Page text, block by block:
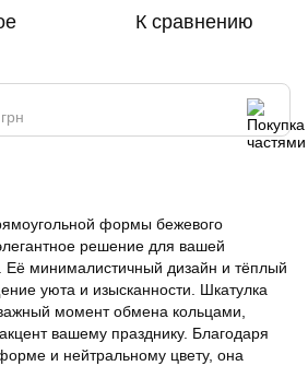
К сравнению
формы бежевого
решение для вашей
минималистичный дизайн и тёплый
уюта и изысканности. Шкатулка
момент обмена кольцами,
вашему празднику. Благодаря
и нейтральному цвету, она